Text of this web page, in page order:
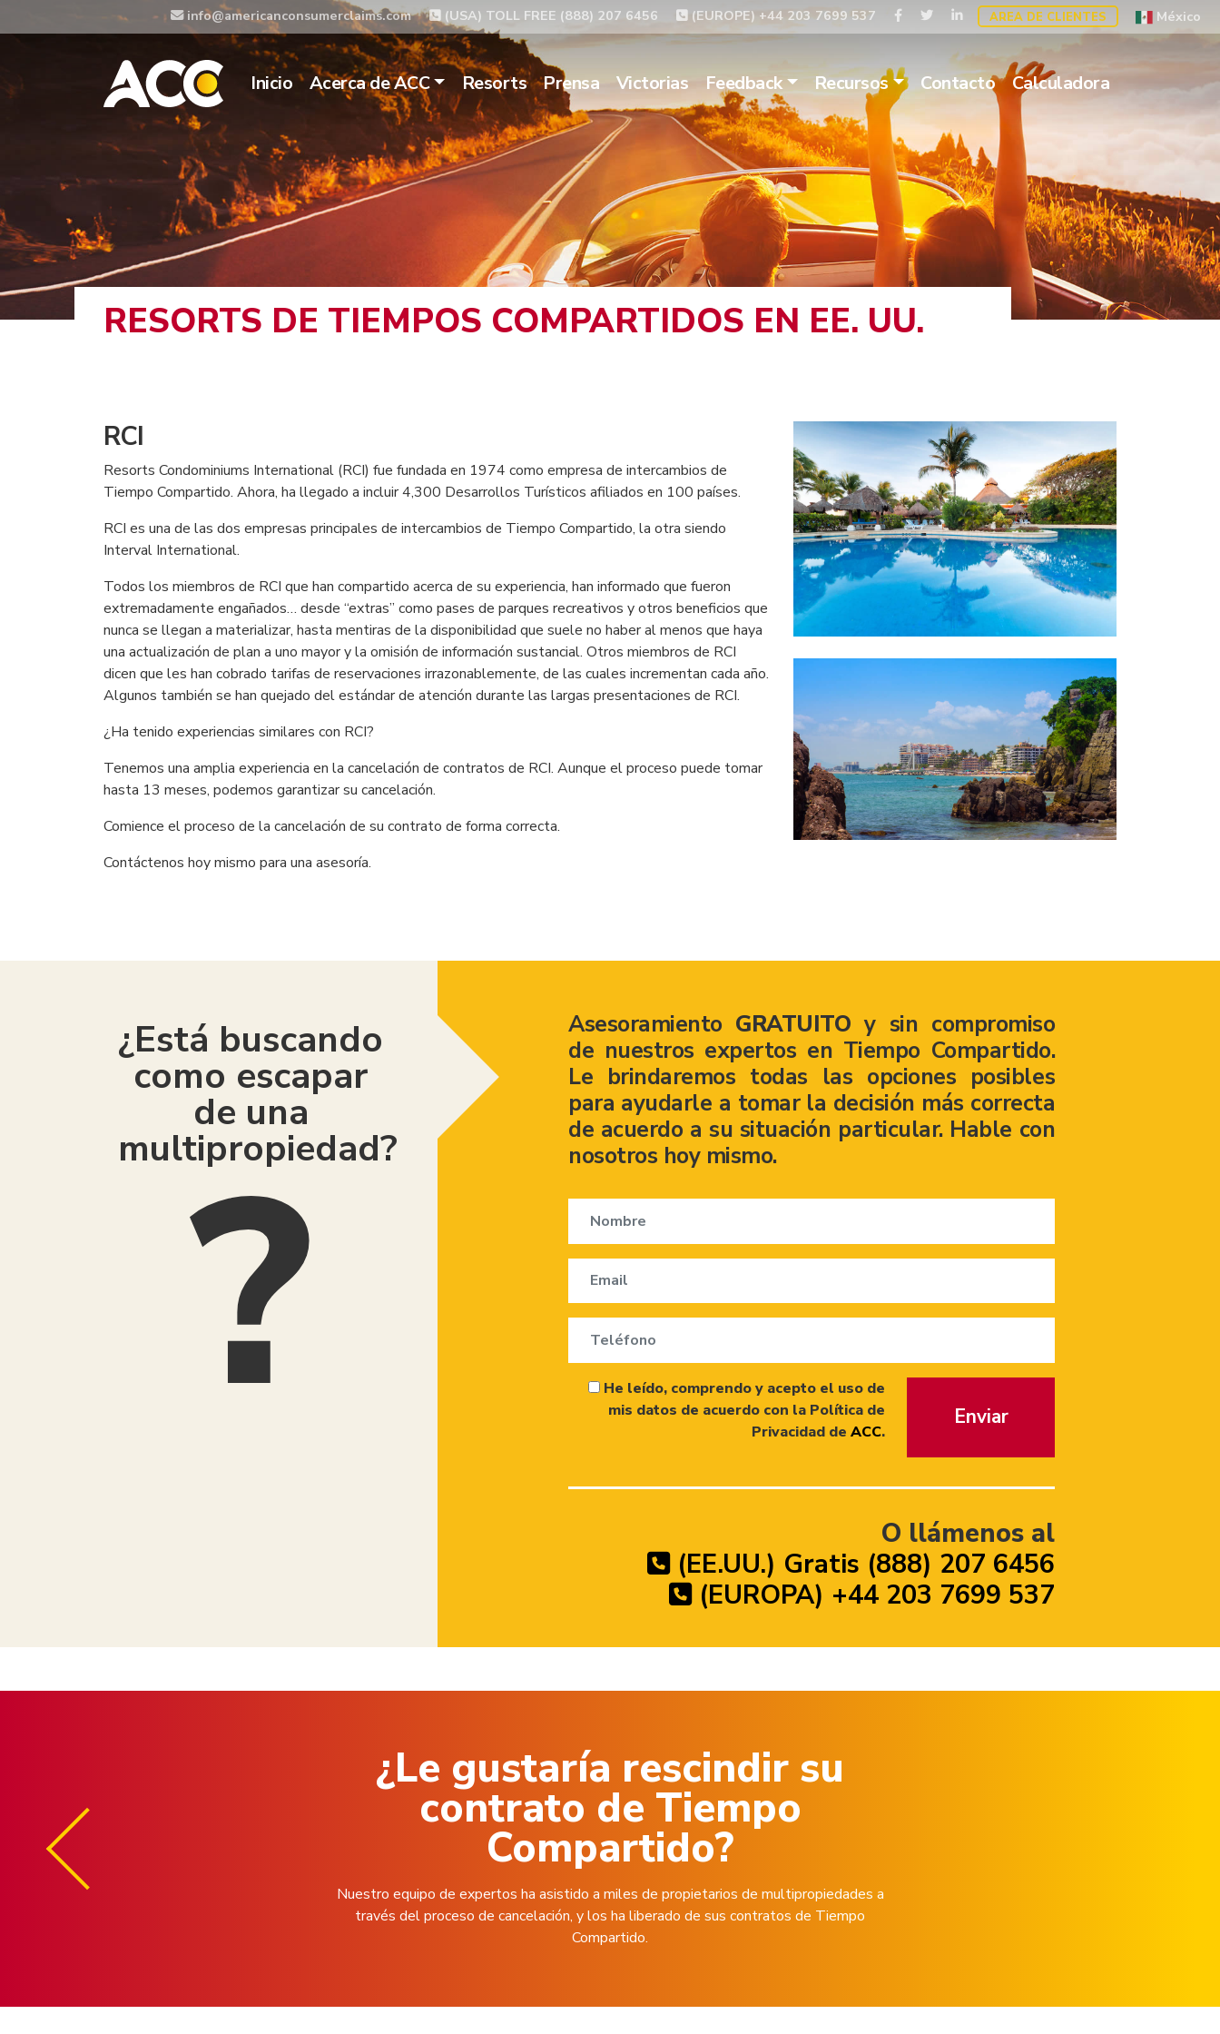
info@americanconsumerclaims.com (USA) TOLL FREE (888) 207 6456 (EUROPE) +44 203 7699 537 AREA DE CLIENTES México
Inicio Acerca de ACC Resorts Prensa Victorias Feedback Recursos Contacto Calculadora
RESORTS DE TIEMPOS COMPARTIDOS EN EE. UU.
RCI
Resorts Condominiums International (RCI) fue fundada en 1974 como empresa de intercambios de
Tiempo Compartido. Ahora, ha llegado a incluir 4,300 Desarrollos Turísticos afiliados en 100 países.
RCI es una de las dos empresas principales de intercambios de Tiempo Compartido, la otra siendo
Interval International.
Todos los miembros de RCI que han compartido acerca de su experiencia, han informado que fueron
extremadamente engañados… desde “extras” como pases de parques recreativos y otros beneficios que
nunca se llegan a materializar, hasta mentiras de la disponibilidad que suele no haber al menos que haya
una actualización de plan a uno mayor y la omisión de información sustancial. Otros miembros de RCI
dicen que les han cobrado tarifas de reservaciones irrazonablemente, de las cuales incrementan cada año.
Algunos también se han quejado del estándar de atención durante las largas presentaciones de RCI.
¿Ha tenido experiencias similares con RCI?
Tenemos una amplia experiencia en la cancelación de contratos de RCI. Aunque el proceso puede tomar
hasta 13 meses, podemos garantizar su cancelación.
Comience el proceso de la cancelación de su contrato de forma correcta.
Contáctenos hoy mismo para una asesoría.
¿Está buscando
como escapar
de una
multipropiedad?
Asesoramiento GRATUITO y sin compromiso
de nuestros expertos en Tiempo Compartido.
Le brindaremos todas las opciones posibles
para ayudarle a tomar la decisión más correcta
de acuerdo a su situación particular. Hable con
nosotros hoy mismo.
He leído, comprendo y acepto el uso de
mis datos de acuerdo con la Política de
Privacidad deACC.
Enviar
O llámenos al
(EE.UU.) Gratis (888) 207 6456
(EUROPA) +44 203 7699 537
¿Le gustaría rescindir su
contrato de Tiempo
Compartido?
Nuestro equipo de expertos ha asistido a miles de propietarios de multipropiedades a
través del proceso de cancelación, y los ha liberado de sus contratos de Tiempo
Compartido.